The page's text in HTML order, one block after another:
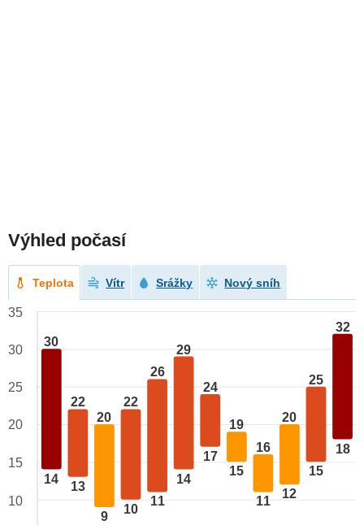
Výhled počasí
Teplota Vítr Srážky Nový sníh
30
14
22
13
20
9
22
10
26
11
29
14
24
17
19
15
16
11
20
12
25
15
32
18
35
30
25
20
15
10